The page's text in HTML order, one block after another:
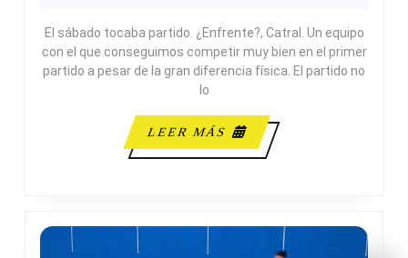
44
C.
El sábado tocaba partido. ¿Enfrente?, Catral. Un equipo
con el que conseguimos competir muy bien en el primer
partido a pesar de la gran diferencia física. El partido no
lo
LEER MÁS
LEER
MÁS